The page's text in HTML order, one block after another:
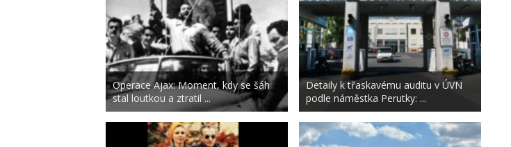
Operace Ajax: Moment, kdy se šáh
stal loutkou a ztratil ...
Detaily k třaskavému auditu v ÚVN
podle náměstka Perutky: ...